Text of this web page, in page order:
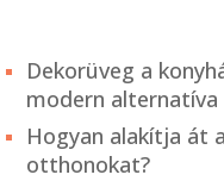
Dekorüveg a
modern alternatíva
Hogyan alakítja át
otthonokat?